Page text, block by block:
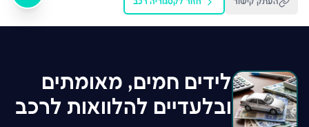
לידים חמים, מאומתים
ובלעדיים להלוואות לרכב